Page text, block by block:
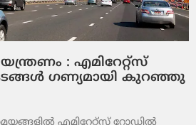
: എമിറേറ്റ്സ്
ഗണ്യമായി കുറഞ്ഞു